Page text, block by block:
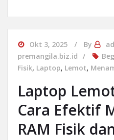
Okt 3, 2025 By
premangila.biz.id
Fisik, Laptop, Lemot,
Laptop
Cara Efektif
RAM Fisik